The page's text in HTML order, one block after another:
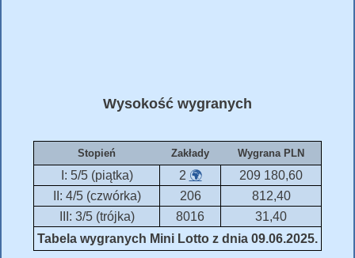
Wysokość wygranych
Stopień Zakłady Wygrana PLN
I: 5/5 (piątka) 2 🌍
209 180,60
II: 4/5 (czwórka)
206
812,40
III: 3/5 (trójka)
8016
31,40
Tabela wygranych Mini Lotto z dnia 09.06.2025.